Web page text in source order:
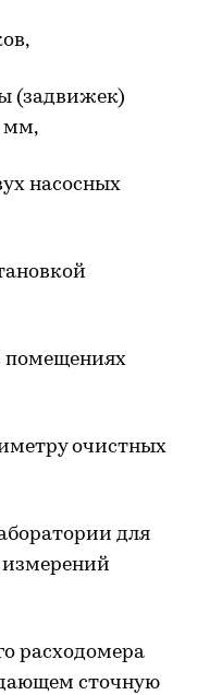
(задвижек)
мм,
насосных
помещениях
очистных
для
расходомера
сточную